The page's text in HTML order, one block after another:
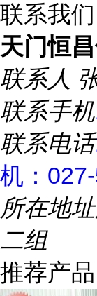
联系我们
天门恒
联系人
联系手机
联系电话
机：
所在地址
二组
推荐产品